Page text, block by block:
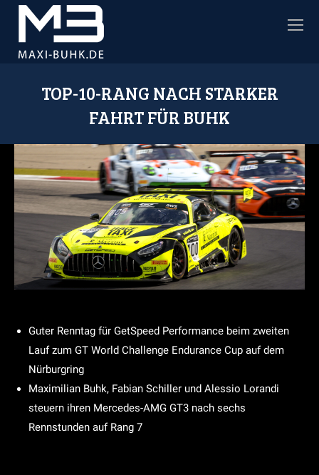
TOP-10-RANG NACH STARKER
FAHRT FÜR BUHK
Guter Renntag für GetSpeed Performance beim zweiten
Lauf zum GT World Challenge Endurance Cup auf dem
Nürburgring
Maximilian Buhk, Fabian Schiller und Alessio Lorandi
steuern ihren Mercedes-AMG GT3 nach sechs
Rennstunden auf Rang 7